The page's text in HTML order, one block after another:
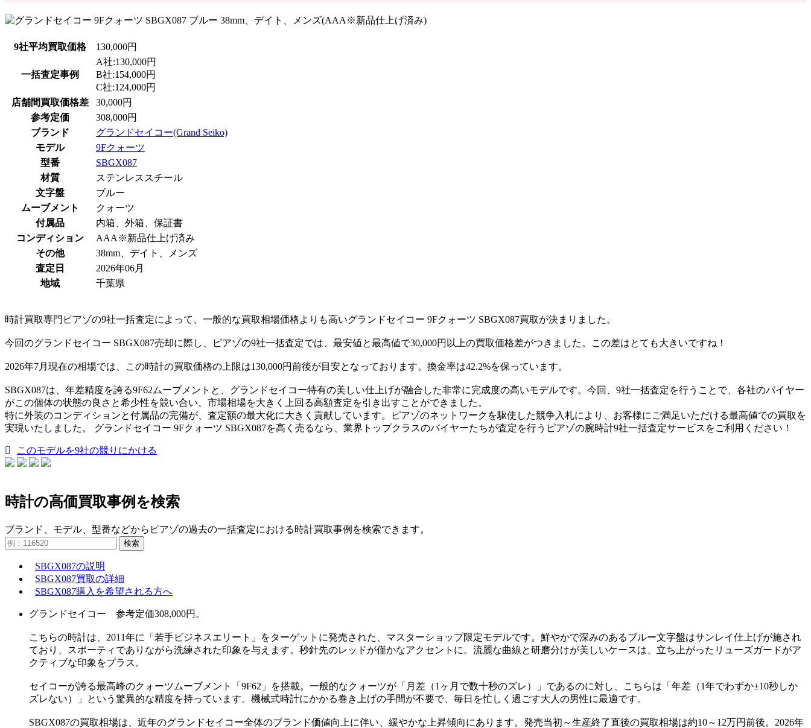
9社平均買取価格 130,000円
一括査定事例
A社:130,000円
B社:154,000円
C社:124,000円
店舗間買取価格差
30,000円
参考定価
308,000円
ブランド
グランドセイコー(Grand Seiko)
モデル
9Fクォーツ
型番
SBGX087
材質
ステンレススチール
文字盤
ブルー
ムーブメント
クォーツ
付属品
内箱、外箱、保証書
コンディション
AAA※新品仕上げ済み
その他
38mm、デイト、メンズ
査定日
2026年06月
地域
千葉県
時計買取専門ピアゾの9社一括査定によって、一般的な買取相場価格よりも高いグランドセイコー 9Fクォーツ SBGX087買取が決まりました。
今回のグランドセイコー SBGX087売却に際し、ピアゾの9社一括査定では、最安値と最高値で30,000円以上の買取価格差がつきました。この差はとても大きいですね！
2026年7月現在の相場では、この時計の買取価格の上限は130,000円前後が目安となっております。換金率は42.2%を保っています。
SBGX087は、年差精度を誇る9F62ムーブメントと、グランドセイコー特有の美しい仕上げが融合した非常に完成度の高いモデルです。今回、9社一括査定を行うことで、各社のバイヤー
がこの個体の状態の良さと希少性を競い合い、市場相場を大きく上回る高額査定を引き出すことができました。
特に外装のコンディションと付属品の完備が、査定額の最大化に大きく貢献しています。ピアゾのネットワークを駆使した競争入札により、お客様にご満足いただける最高値での買取を
実現いたしました。 グランドセイコー 9Fクォーツ SBGX087を高く売るなら、業界トップクラスのバイヤーたちが査定を行うピアゾの腕時計9社一括査定サービスをご利用ください！
このモデルを9社の競りにかける
時計の高価買取事例を検索
ブランド、モデル、型番などからピアゾの過去の一括査定における時計買取事例を検索できます。
検索
SBGX087の説明
SBGX087買取の詳細
SBGX087購入を希望される方へ
グランドセイコー 参考定価308,000円。
こちらの時計は、2011年に「若手ビジネスエリート」をターゲットに発売された、マスターショップ限定モデルです。鮮やかで深みのあるブルー文字盤はサンレイ仕上げが施され
ており、スポーティでありながら洗練された印象を与えます。秒針先のレッドが僅かなアクセントに。流麗な曲線と研磨分けが美しいケースは、立ち上がったリューズガードがア
クティブな印象をプラス。
セイコーが誇る最高峰のクォーツムーブメント「9F62」を搭載。一般的なクォーツが「月差（1ヶ月で数十秒のズレ）」であるのに対し、こちらは「年差（1年でわずか±10秒しか
ズレない）」という驚異的な精度を持っています。機械式時計にかかる巻き上げの手間が不要で、毎日を忙しく過ごす大人の男性に最適です。
SBGX087の買取相場は、近年のグランドセイコー全体のブランド価値向上に伴い、緩やかな上昇傾向にあります。発売当初～生産終了直後の買取相場は約10～12万円前後。2026年